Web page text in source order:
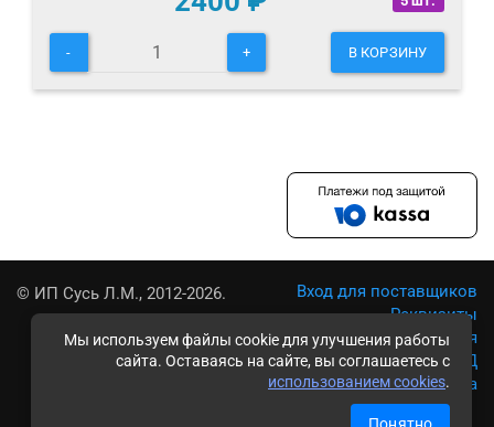
Мы используем файлы cookie для улучшения работы
сайта. Оставаясь на сайте, вы соглашаетесь с
использованием cookies.
- + В КОРЗИНУ
© ИП Сусь Л.М., 2012-2026.
Вход для поставщиков
Реквизиты
Условия использования
Политика обработки ПД
Карта сайта